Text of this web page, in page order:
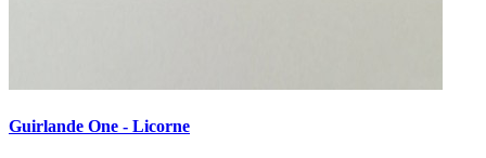
Guirlande One - Licorne